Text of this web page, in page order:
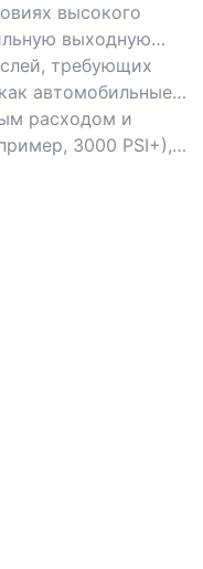
высокого
выходную
промышленных
техника и
требующих
автомобильные
строительной
расходом и
3000 PSI+),